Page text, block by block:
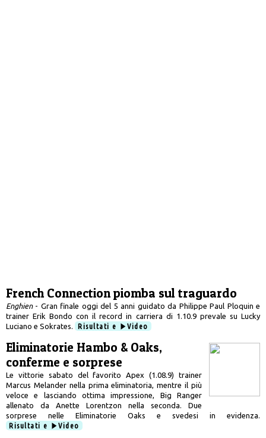
French Connection piomba sul traguardo
Enghien- Gran finale oggi del 5 anni guidato da Philippe Paul Ploquin e
trainer Erik Bondo con il record in carriera di 1.10.9 prevale su Lucky
Luciano e Sokrates.
Risultati e Video
Eliminatorie Hambo & Oaks,
conferme e sorprese
Le vittorie sabato del favorito Apex (1.08.9) trainer
Marcus Melander nella prima eliminatoria, mentre il più
veloce e lasciando ottima impressione, Big Ranger
allenato da Anette Lorentzon nella seconda. Due
sorprese nelle Eliminatorie Oaks e svedesi in evidenza.
Risultati e
Video